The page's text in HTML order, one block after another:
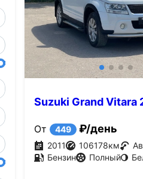
Suzuki Grand Vitara
От 449 ₽/день
2011 106178км
Бензин
Полный